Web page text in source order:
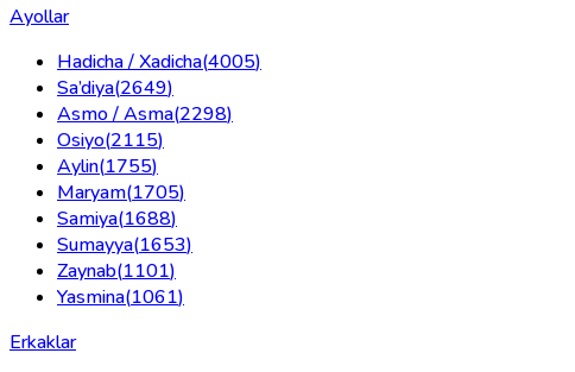
Ayollar
Hadicha / Xadicha(4005)
Sa’diya(2649)
Asmo / Asma(2298)
Osiyo(2115)
Aylin(1755)
Maryam(1705)
Samiya(1688)
Sumayya(1653)
Zaynab(1101)
Yasmina(1061)
Erkaklar